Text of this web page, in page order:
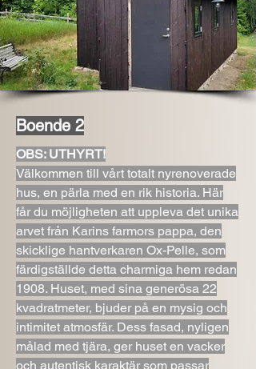
Boende 2
OBS: UTHYRT!
Välkommen till vårt totalt nyrenoverade
hus, en pärla med en rik historia. Här
får du möjligheten att uppleva det unika
arvet från Karins farmors pappa, den
skicklige hantverkaren Ox-Pelle, som
färdigställde detta charmiga hem redan
1908. Huset, med sina generösa 22
kvadratmeter, bjuder på en mysig och
intimitet atmosfär. Dess fasad, nyligen
målad med tjära, ger huset en vacker
och autentisk karaktär som passar